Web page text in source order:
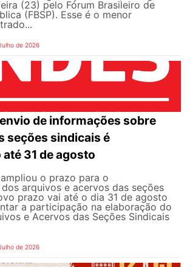
(23) pelo Fórum Brasileiro de
(FBSP). Esse é o menor
de 2026
de informações sobre
seções sindicais é
31 de agosto
o prazo para o
arquivos e acervos das seções
prazo vai até o dia 31 de agosto
a participação na elaboração do
e Acervos das Seções Sindicais
de 2026